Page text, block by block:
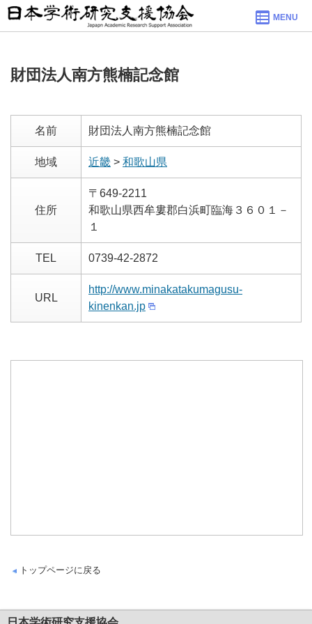
MENU
財団法人南方熊楠記念館
名前 財団法人南方熊楠記念館
地域 近畿 > 和歌山県
住所
〒649-2211
和歌山県西牟婁郡白浜町臨海３６０１－
１
TEL 0739-42-2872
URL
http://www.minakatakumagusu-
kinenkan.jp
トップページに戻る